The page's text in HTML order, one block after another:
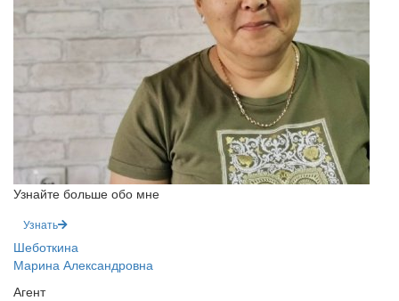
Узнайте больше обо мне
Узнать
Шеботкина
Марина Александровна
Агент